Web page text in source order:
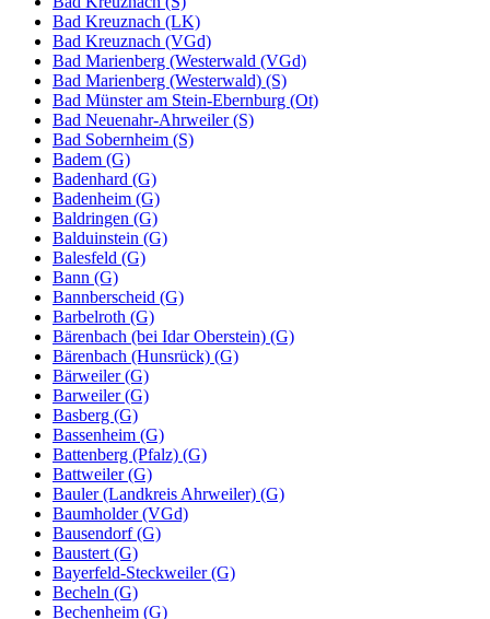
Bad Kreuznach (LK)
Bad Kreuznach (VGd)
Bad Marienberg (Westerwald (VGd)
Bad Marienberg (Westerwald) (S)
Bad Münster am Stein-Ebernburg (Ot)
Bad Neuenahr-Ahrweiler (S)
Bad Sobernheim (S)
Badem (G)
Badenhard (G)
Badenheim (G)
Baldringen (G)
Balduinstein (G)
Balesfeld (G)
Bann (G)
Bannberscheid (G)
Barbelroth (G)
Bärenbach (bei Idar Oberstein) (G)
Bärenbach (Hunsrück) (G)
Bärweiler (G)
Barweiler (G)
Basberg (G)
Bassenheim (G)
Battenberg (Pfalz) (G)
Battweiler (G)
Bauler (Landkreis Ahrweiler) (G)
Baumholder (VGd)
Bausendorf (G)
Baustert (G)
Bayerfeld-Steckweiler (G)
Becheln (G)
Bechenheim (G)